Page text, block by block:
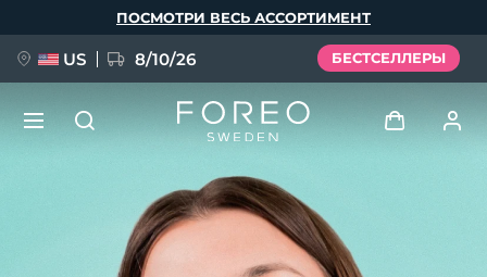
ПОСМОТРИ ВЕСЬ АССОРТИМЕНТ
US 8/10/26 БЕСТСЕЛЛЕРЫ
Профиль пользователя
BREAKING NEWS